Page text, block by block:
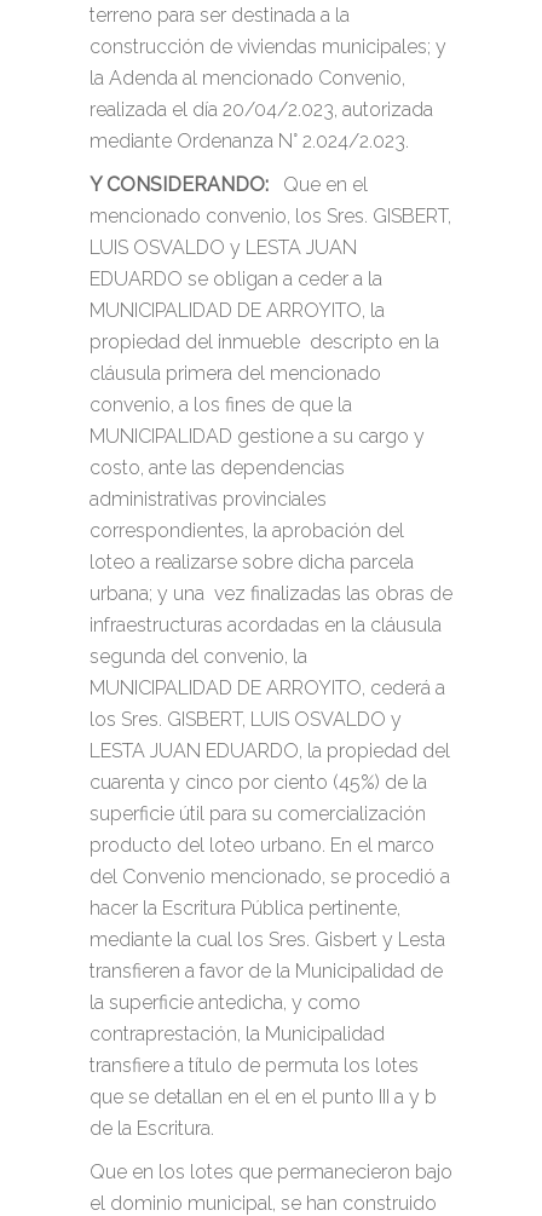
terreno para ser destinada a la
construcción de viviendas municipales; y
la Adenda al mencionado Convenio,
realizada el día 20/04/2.023, autorizada
mediante Ordenanza N° 2.024/2.023.
Y CONSIDERANDO: Que en el
mencionado convenio, los Sres. GISBERT,
LUIS OSVALDO y LESTA JUAN
EDUARDO se obligan a ceder a la
MUNICIPALIDAD DE ARROYITO, la
propiedad del inmueble descripto en la
cláusula primera del mencionado
convenio, a los fines de que la
MUNICIPALIDAD gestione a su cargo y
costo, ante las dependencias
administrativas provinciales
correspondientes, la aprobación del
loteo a realizarse sobre dicha parcela
urbana; y una vez finalizadas las obras de
infraestructuras acordadas en la cláusula
segunda del convenio, la
MUNICIPALIDAD DE ARROYITO, cederá a
los Sres. GISBERT, LUIS OSVALDO y
LESTA JUAN EDUARDO, la propiedad del
cuarenta y cinco por ciento (45%) de la
superficie útil para su comercialización
producto del loteo urbano. En el marco
del Convenio mencionado, se procedió a
hacer la Escritura Pública pertinente,
mediante la cual los Sres. Gisbert y Lesta
transfieren a favor de la Municipalidad de
la superficie antedicha, y como
contraprestación, la Municipalidad
transfiere a título de permuta los lotes
que se detallan en el en el punto III a y b
de la Escritura.
Que en los lotes que permanecieron bajo
el dominio municipal, se han construido